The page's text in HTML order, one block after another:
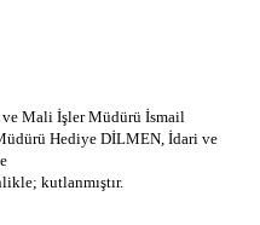
Mali İşler Müdürü İsmail
Hediye DİLMEN, İdari ve
kutlanmıştır.